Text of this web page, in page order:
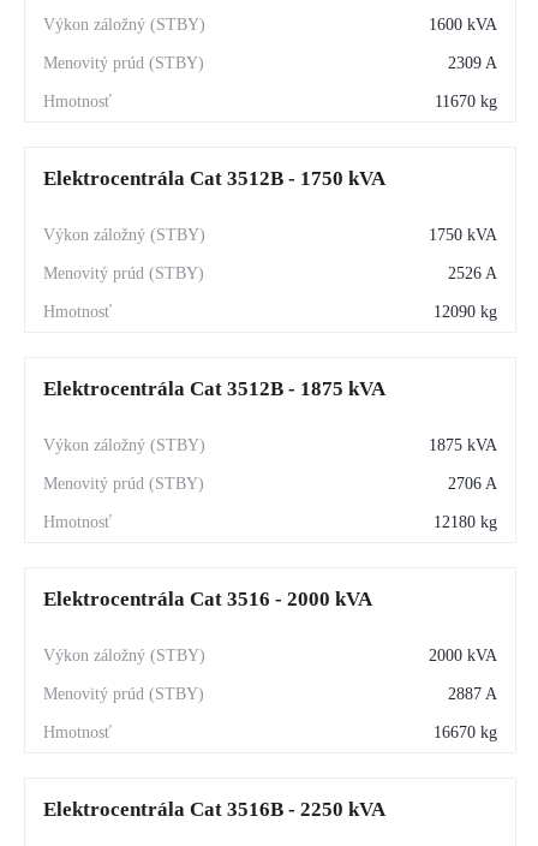
1600 kVA
2309 A
11670 kg
Elektrocentrála Cat 3512B - 1750 kVA
1750 kVA
2526 A
12090 kg
Elektrocentrála Cat 3512B - 1875 kVA
1875 kVA
2706 A
12180 kg
Elektrocentrála Cat 3516 - 2000 kVA
2000 kVA
2887 A
16670 kg
Elektrocentrála Cat 3516B - 2250 kVA